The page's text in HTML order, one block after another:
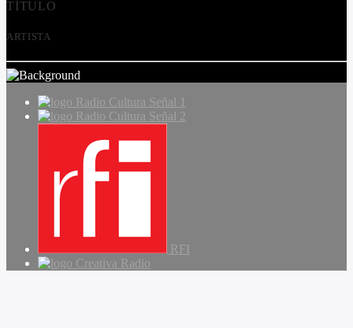
TÍTULO
ARTISTA
Radio Cultura Señal 1
Radio Cultura Señal 2
RFI
Creativa Radio